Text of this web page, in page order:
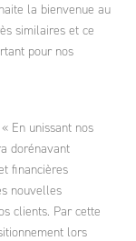
la bienvenue au
similaires et ce
pour nos
En unissant nos
dorénavant
financières
nouvelles
clients. Par cette
lors